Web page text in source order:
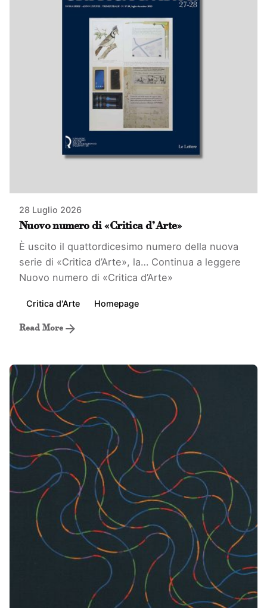
28 Luglio 2026
Nuovo numero di «Critica d’Arte»
È uscito il quattordicesimo numero della nuova
serie di «Critica d’Arte», la… Continua a leggere
Nuovo numero di «Critica d’Arte»
Critica d'Arte Homepage
Read More